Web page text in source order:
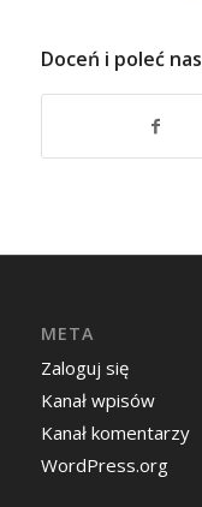
Doceń i poleć nas
META
Zaloguj się
Kanał wpisów
Kanał komentarzy
WordPress.org